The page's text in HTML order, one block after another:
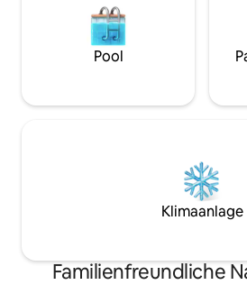
Pool
Klimaanlage
Familienfreundliche